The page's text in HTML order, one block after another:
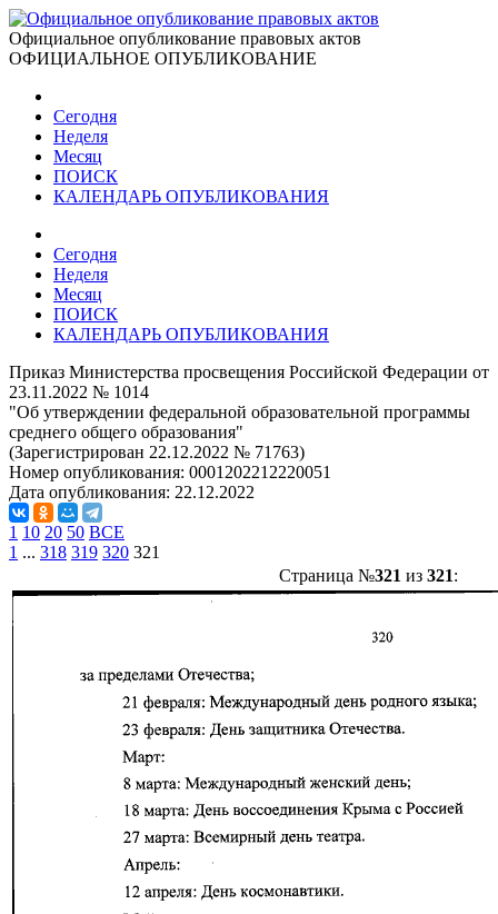
Официальное опубликование правовых актов
ОФИЦИАЛЬНОЕ ОПУБЛИКОВАНИЕ
Сегодня
Неделя
Месяц
ПОИСК
КАЛЕНДАРЬ ОПУБЛИКОВАНИЯ
Сегодня
Неделя
Месяц
ПОИСК
КАЛЕНДАРЬ ОПУБЛИКОВАНИЯ
Приказ Министерства просвещения Российской Федерации от
23.11.2022 № 1014
"Об утверждении федеральной образовательной программы
среднего общего образования"
(Зарегистрирован 22.12.2022 № 71763)
Номер опубликования: 0001202212220051
Дата опубликования: 22.12.2022
1 10 20 50 ВСЕ
1 ... 318 319 320 321
Страница №321 из 321: